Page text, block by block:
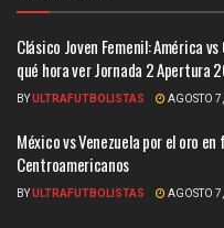
Clásico Joven Femenil: América vs
qué hora ver Jornada 2 Apertura
BYULTRAFUTBOLISTAS AGOSTO
México vs Venezuela por el oro
Centroamericanos
BYULTRAFUTBOLISTAS AGOSTO